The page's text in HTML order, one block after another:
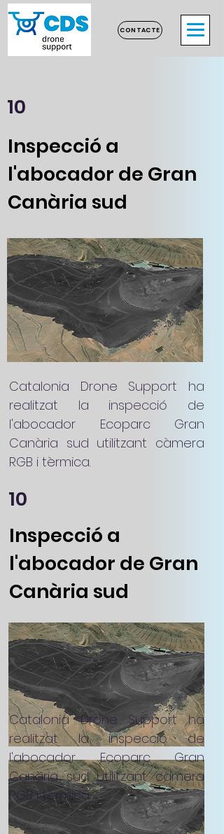
CONTACTE
10
Inspecció a
l'abocador de Gran
Canària sud
Catalonia Drone Support ha
realitzat la inspecció de
l'abocador Ecoparc Gran
Canària sud utilitzant càmera
RGB i tèrmica.
10
Inspecció a
l'abocador de Gran
Canària sud
Catalonia Drone Support ha
realitzat la inspecció de
l'abocador Ecoparc Gran
Canària sud utilitzant càmera
RGB i tèrmica.